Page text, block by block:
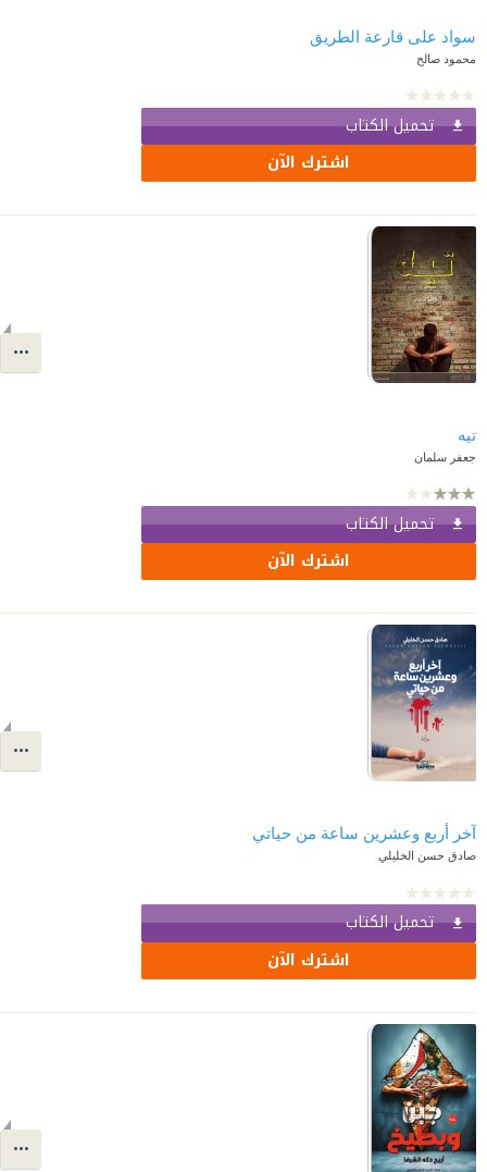
سواد على قارعة الطريق
محمود صالح
تحميل الكتاب
اشترك الآن
تيه
جعفر سلمان
تحميل الكتاب
اشترك الآن
آخر أربع وعشرين ساعة من حياتي
صادق حسن الخليلي
تحميل الكتاب
اشترك الآن